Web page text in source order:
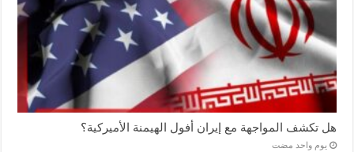
هل تكشف المواجهة مع إيران أفول الهيمنة الأميركية؟
‏يوم واحد مضت